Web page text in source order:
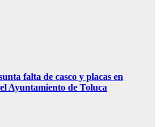
falta de casco y placas en
Ayuntamiento de Toluca